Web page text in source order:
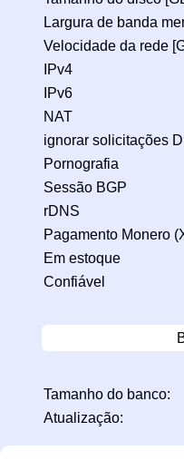
Largura de banda
Velocidade da rede
IPv4
IPv6
NAT
ignorar solicitações
Pornografia
Sessão BGP
rDNS
Pagamento Monero
Em estoque
Confiável
Tamanho do banco:
Atualização: